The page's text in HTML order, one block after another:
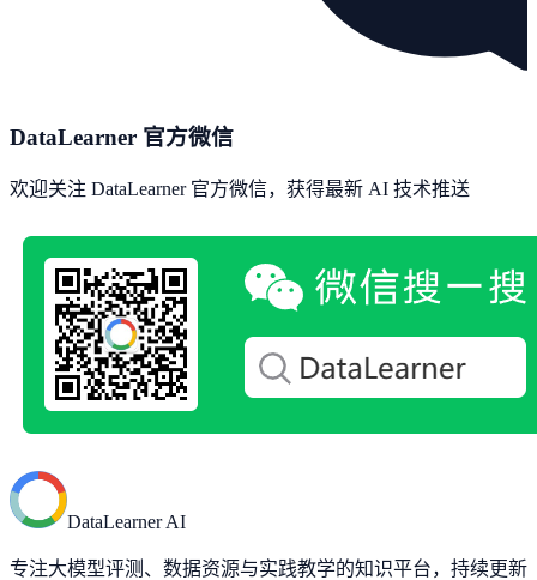
DataLearner 官方微信
欢迎关注 DataLearner 官方微信，获得最新 AI 技术推送
DataLearner AI
专注大模型评测、数据资源与实践教学的知识平台，持续更新